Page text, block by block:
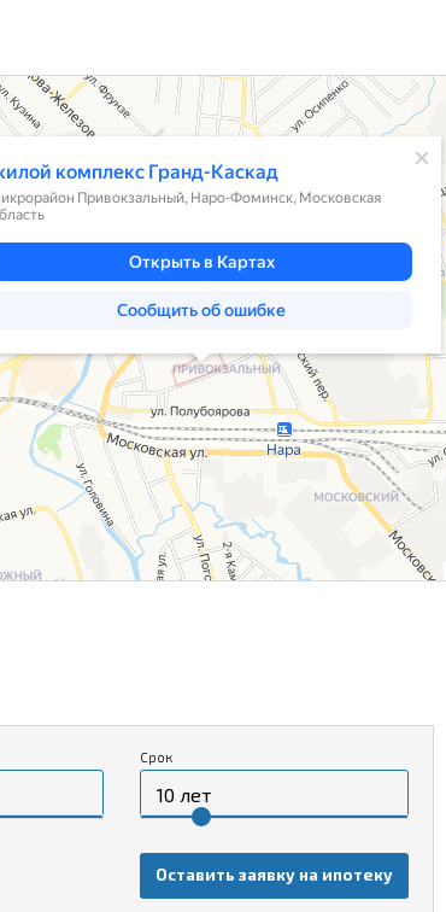
Срок
Оставить заявку на ипотеку